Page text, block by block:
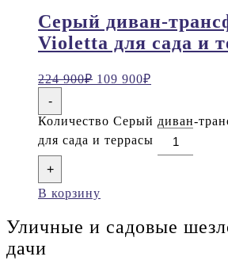
Серый диван-
Violetta для сада и
224 900₽ 109 900₽
-
Количество Серый диван-
для сада и террасы
+
В корзину
Уличные и садовые
дачи